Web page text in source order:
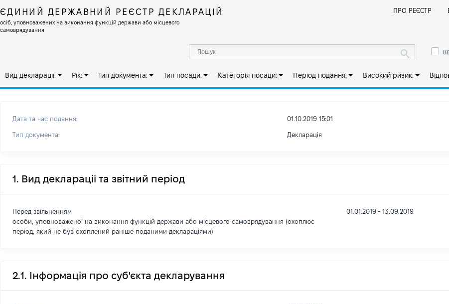
ЄДИНИЙ ДЕРЖАВНИЙ РЕЄСТР ДЕКЛАРАЦІЙ
осіб, уповноважених на виконання функцій держави або місцевого
самоврядування
ПРО РЕЄСТР
Вид декларації: Рік: Тип документа: Тип посади: Категорія посади: Період подання: Високий ризик:
Дата та час подання: 01.10.2019 15:01
Тип документа: Декларація
1. Вид декларації та звітний період
Перед звільненням
особи, уповноваженої на виконання функцій держави або місцевого самоврядування (охоплює
період, який не був охоплений раніше поданими деклараціями)
01.01.2019 - 13.09.2019
2.1. Інформація про суб'єкта декларування